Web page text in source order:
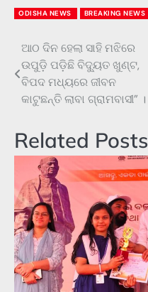
ODISHA NEWS BREAKING NEWS
Post
navigation
ଆଠ ଦିନ ହେଲା ସାହି ମଝିରେ
ଉପୁଡ଼ି ପଡ଼ିଛି ବିଦ୍ୟୁତ ଖୁଣ୍ଟ,
ବିପଦ ମଧ୍ୟରେ ଜୀବନ
କାଟୁଛନ୍ତି ଲାବା ଗ୍ରାମବାସୀ” ।
Related Posts